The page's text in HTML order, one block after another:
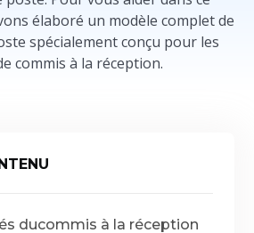
élaboré un modèle complet de
spécialement conçu pour les
commis à la réception.
ducommis à la réception